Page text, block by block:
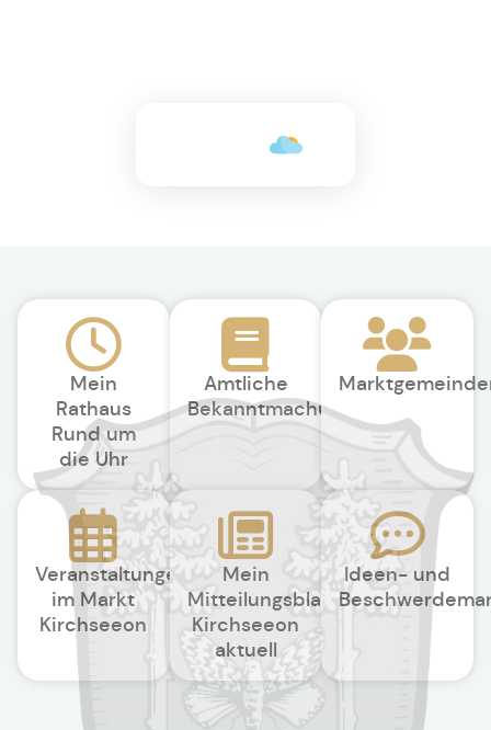
Mein
Rathaus
Rund um
die Uhr
Amtliche
Bekanntmachungen
Veranstaltungen
im Markt
Kirchseeon
Mein
Mitteilungsblatt
Kirchseeon
aktuell
Ideen- und